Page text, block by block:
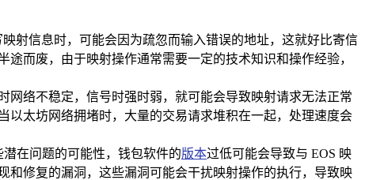
射信息时，可能会因为疏忽而输入错误的地址，这就好比寄信
而废，由于映射操作通常需要一定的技术知识和操作经验，
网络不稳定，信号时强时弱，就可能会导致映射请求无法正常
太坊网络拥堵时，大量的交易请求堆积在一起，处理速度会
在问题的可能性，钱包软件的版本过低可能会导致与 EOS 映
修复的漏洞，这些漏洞可能会干扰映射操作的执行，导致映